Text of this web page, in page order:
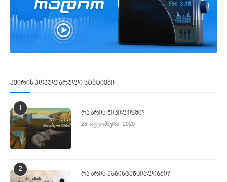
კვირის პოპულარული სტატიები
1
რა არის ნიჰილიზმი?
28 ოქტომბერი, 2020
2
რა არის ეგზისტენციალიზმი?